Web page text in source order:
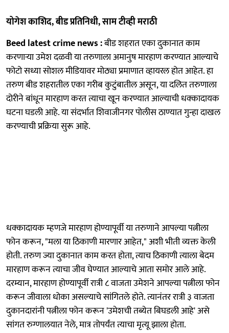
योगेश काशिद, बीड प्रतिनिधी, साम टीव्ही मराठी
Beed latest crime news :बीड शहरात एका दुकानात काम
करणाऱ्या उमेश दळवी या तरुणाला अमानुष मारहाण करण्यात आल्याचे
फोटो सध्या सोशल मीडियावर मोठ्या प्रमाणात व्हायरल होत आहेत. हा
तरुण बीड शहरातील एका गरीब कुटुंबातील असून, या दलित तरुणाला
दोरीने बांधून मारहाण करत त्याचा खून करण्यात आल्याची धक्कादायक
घटना घडली आहे. या संदर्भात शिवाजीनगर पोलीस ठाण्यात गुन्हा दाखल
करण्याची प्रक्रिया सुरू आहे.
धक्कादायक म्हणजे मारहाण होण्यापूर्वी या तरुणाने आपल्या पत्नीला
फोन करून, "मला या ठिकाणी मारणार आहेत," अशी भीती व्यक्त केली
होती. तरुण ज्या दुकानात काम करत होता, त्याच ठिकाणी त्याला बेदम
मारहाण करून त्याचा जीव घेण्यात आल्याचे आता समोर आले आहे.
दरम्यान, मारहाण होण्यापूर्वी रात्री ८ वाजता उमेशने आपल्या पत्नीला फोन
करून जीवाला धोका असल्याचे सांगितले होते. त्यानंतर रात्री ३ वाजता
दुकानदारांनी पत्नीला फोन करून 'उमेशची तब्येत बिघडली आहे' असे
सांगत रुग्णालयात नेले, मात्र तोपर्यंत त्याचा मृत्यू झाला होता.